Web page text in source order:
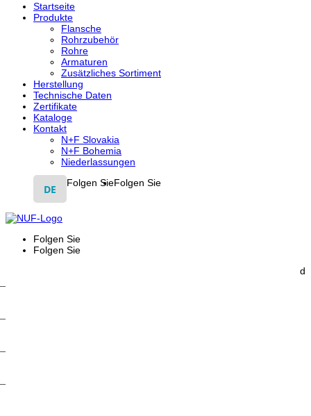
Startseite
Produkte
Flansche
Rohrzubehör
Rohre
Armaturen
Zusätzliches Sortiment
Herstellung
Technische Daten
Zertifikate
Kataloge
Kontakt
N+F Slovakia
N+F Bohemia
Niederlassungen
DE Folgen SieFolgen Sie
Folgen Sie
Folgen Sie
d